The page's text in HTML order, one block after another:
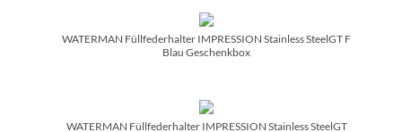
WATERMAN Füllfederhalter IMPRESSION Stainless SteelGT F
Blau Geschenkbox
WATERMAN Füllfederhalter IMPRESSION Stainless SteelGT